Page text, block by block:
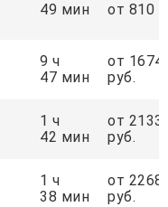
49 мин от 810
9 ч
47 мин
от
руб.
1 ч
42 мин
от 2133
руб.
1 ч
38 мин
от 2268
руб.